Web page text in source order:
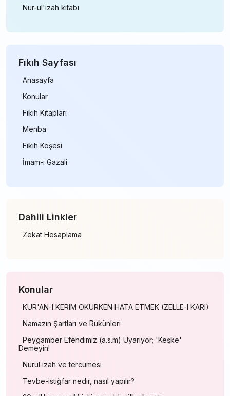
Nur-ul'izah kitabı
Fıkıh Sayfası
Anasayfa
Konular
Fıkıh Kitapları
Menba
Fıkıh Köşesi
İmam-ı Gazali
Dahili Linkler
Zekat Hesaplama
Konular
KUR'AN-I KERIM OKURKEN HATA ETMEK (ZELLE-I KARI)
Namazın Şartları ve Rükünleri
Peygamber Efendimiz (a.s.m) Uyarıyor; 'Keşke'
Demeyin!
Nurul izah ve tercümesi
Tevbe-istiğfar nedir, nasıl yapılır?